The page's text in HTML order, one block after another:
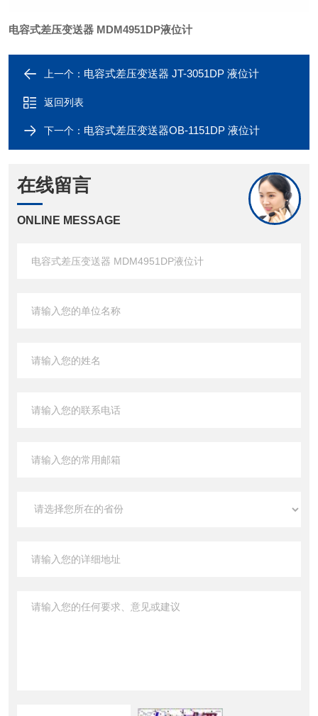
电容式差压变送器 MDM4951DP液位计
上一个： 电容式差压变送器 JT-3051DP 液位计
返回列表
下一个： 电容式差压变送器OB-1151DP 液位计
在线留言
ONLINE MESSAGE